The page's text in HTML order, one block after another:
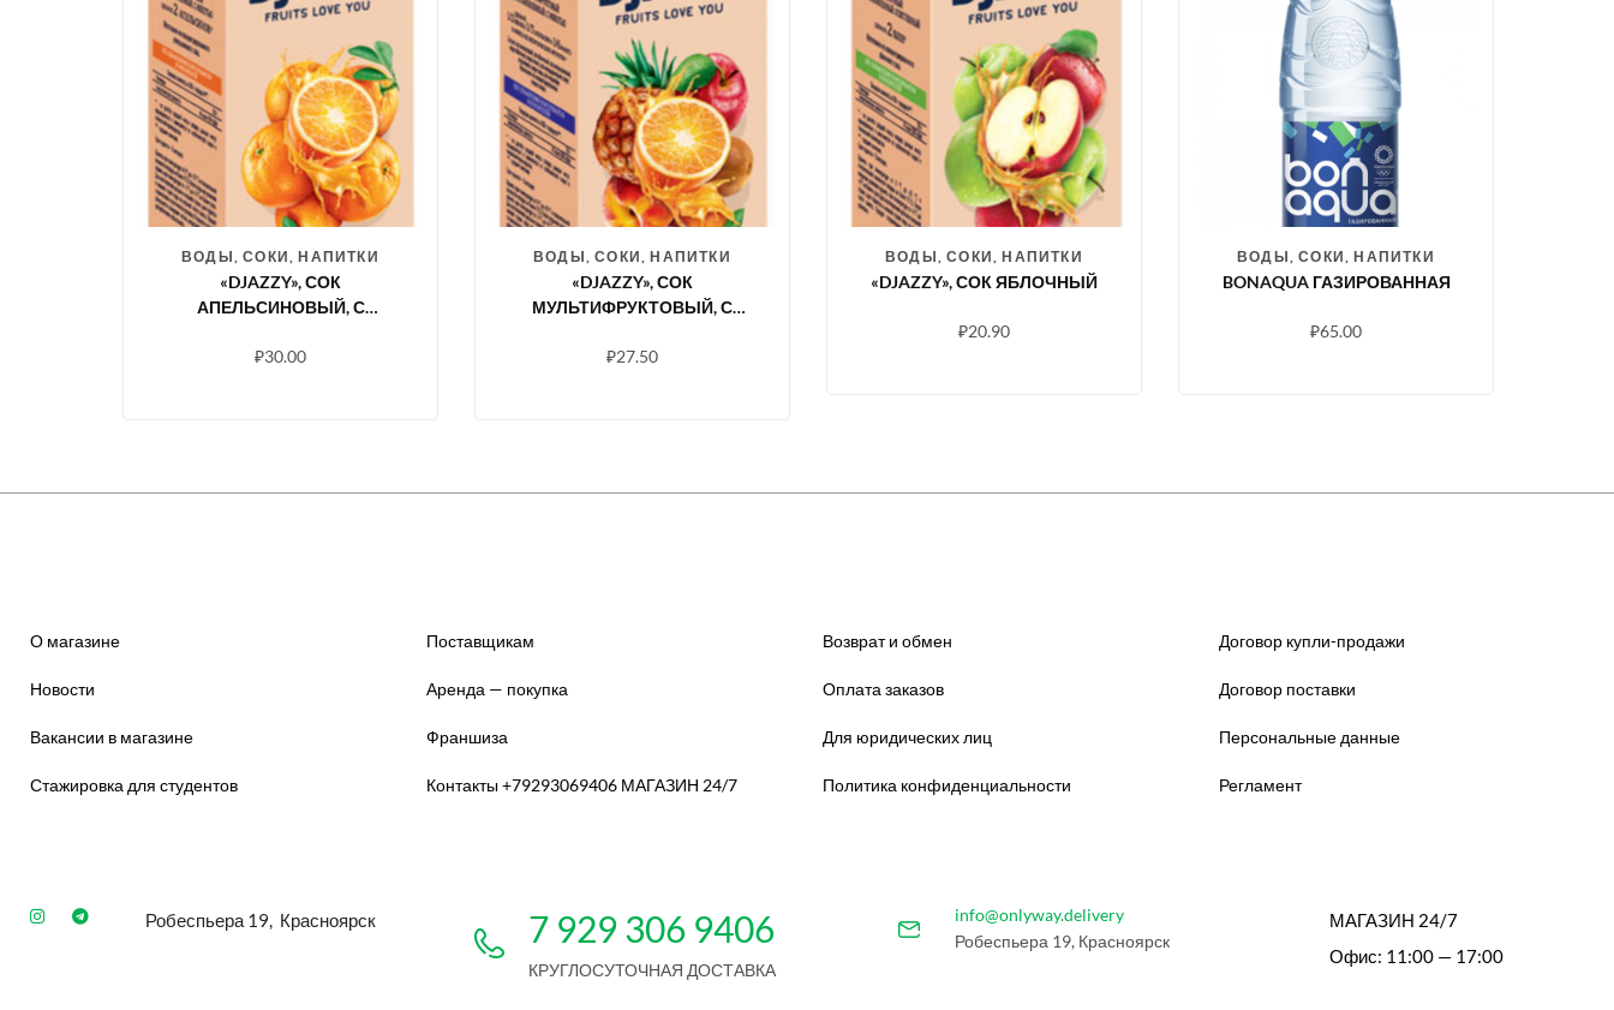
ВОДЫ, СОКИ, НАПИТКИ
«DJAZZY», СОК
АПЕЛЬСИНОВЫЙ, С
₽30.00
ВОДЫ, СОКИ, НАПИТКИ
«DJAZZY», СОК
МУЛЬТИФРУКТОВЫЙ, С
₽27.50
ВОДЫ, СОКИ, НАПИТКИ
«DJAZZY», СОК ЯБЛОЧНЫЙ
₽20.90
ВОДЫ, СОКИ, НАПИТКИ
BONAQUA ГАЗИРОВАННАЯ
₽65.00
О магазине
Новости
Вакансии в магазине
Стажировка для студентов
Поставщикам
Аренда — покупка
Франшиза
Контакты +79293069406 МАГАЗИН 24/7
Возврат и обмен
Оплата заказов
Для юридических лиц
Политика конфиденциальности
Договор купли-продажи
Договор поставки
Персональные данные
Регламент
Робеспьера 19, Красноярск 7 929 306 9406
КРУГЛОСУТОЧНАЯ ДОСТАВКА
info@onlyway.delivery
Робеспьера 19, Красноярск
МАГАЗИН 24/7
Офис: 11:00 — 17:00